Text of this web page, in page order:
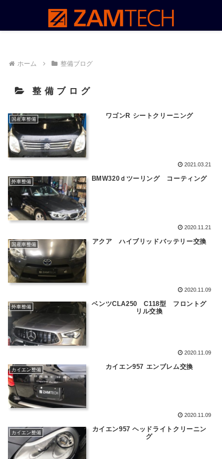
ホーム 整備ブログ
整備ブログ
国産車整備 ワゴンR シートクリーニング
2021.03.21
外車整備 BMW320ｄツーリング コーティング
2020.11.21
国産車整備 アクア ハイブリッドバッテリー交換
2020.11.09
外車整備
ベンツCLA250 C118型 フロントグ
リル交換
2020.11.09
カイエン整備 カイエン957 エンブレム交換
2020.11.09
カイエン整備
カイエン957 ヘッドライトクリーニン
グ